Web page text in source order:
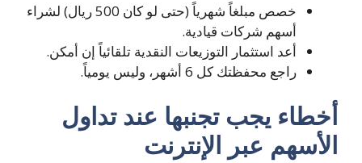
خصص مبلغاً شهرياً (حتى لو كان 500 ريال) لشراء
أسهم شركات قيادية.
أعد استثمار التوزيعات النقدية تلقائياً إن أمكن.
راجع محفظتك كل 6 أشهر، وليس يومياً.
أخطاء يجب تجنبها عند تداول
الأسهم عبر الإنترنت